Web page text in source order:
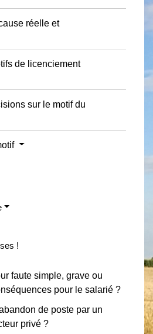
réelle et
de licenciement
sur le motif du
!
faute simple, grave ou
pour le salarié ?
de poste par un
privé ?